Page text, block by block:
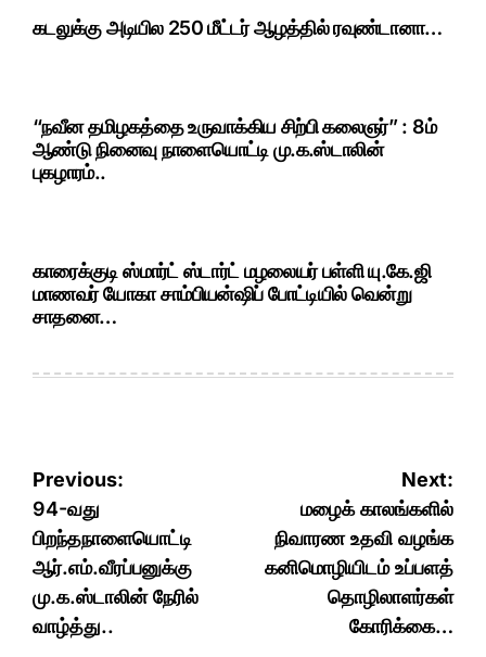
கடலுக்கு அடியில 250 மீட்டர் ஆழத்தில் ரவுண்டானா…
“நவீன தமிழகத்தை உருவாக்கிய சிற்பி கலைஞர்” : 8ம்
ஆண்டு நினைவு நாளையொட்டி மு.க.ஸ்டாலின்
புகழாரம்..
காரைக்குடி ஸ்மார்ட் ஸ்டார்ட் மழலையர் பள்ளி யு.கே.ஜி
மாணவர் யோகா சாம்பியன்ஷிப் போட்டியில் வென்று
சாதனை…
Post
navigation
Previous:
94-வது
பிறந்தநாளையொட்டி
ஆர்.எம்.வீரப்பனுக்கு
மு.க.ஸ்டாலின் நேரில்
வாழ்த்து..
Next:
மழைக் காலங்களில்
நிவாரண உதவி வழங்க
கனிமொழியிடம் உப்பளத்
தொழிலாளர்கள்
கோரிக்கை…